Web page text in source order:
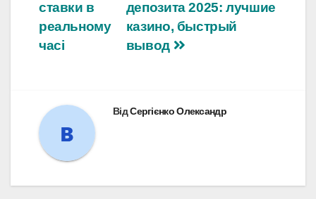
депозита 2025: лучшие
казино, быстрый
вывод
ставки в
реальному
часі
ВідСергієнко Олександр